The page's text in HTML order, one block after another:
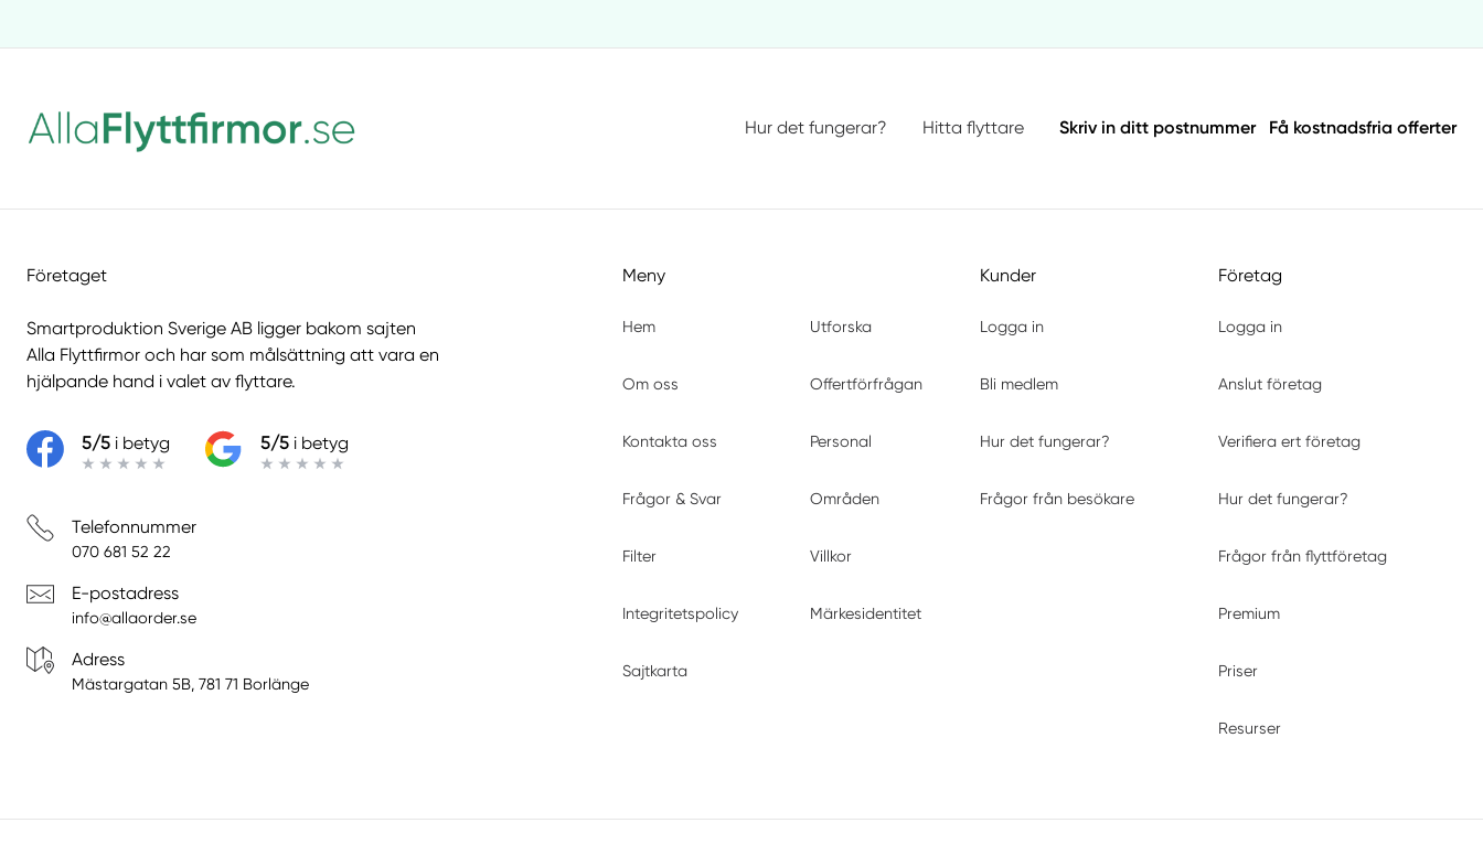
Hur det fungerar? Hitta flyttare Skriv in ditt postnummer Få kostnadsfria offerter
Företaget
Smartproduktion Sverige AB ligger bakom sajten
Alla Flyttfirmor och har som målsättning att vara en
hjälpande hand i valet av flyttare.
5/5 i betyg 5/5 i betyg
Telefonnummer
070 681 52 22
E-postadress
info@allaorder.se
Adress
Mästargatan 5B, 781 71 Borlänge
Meny
Hem Utforska
Om oss Offertförfrågan
Kontakta oss Personal
Frågor & Svar Områden
Filter Villkor
Integritetspolicy Märkesidentitet
Sajtkarta
Kunder
Logga in
Bli medlem
Hur det fungerar?
Frågor från besökare
Företag
Logga in
Anslut företag
Verifiera ert företag
Hur det fungerar?
Frågor från flyttföretag
Premium
Priser
Resurser